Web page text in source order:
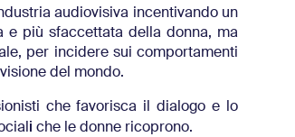
audiovisiva incentivando un
e più sfaccettata della donna, ma
per incidere sui comportamenti
del mondo.
che favorisca il dialogo e lo
i che le donne ricoprono.